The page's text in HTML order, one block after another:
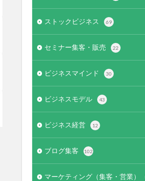
ストックビジネス 69
セミナー集客・販売 22
ビジネスマインド 30
ビジネスモデル 43
ビジネス経営 12
ブログ集客 102
マーケティング（集客・営業）